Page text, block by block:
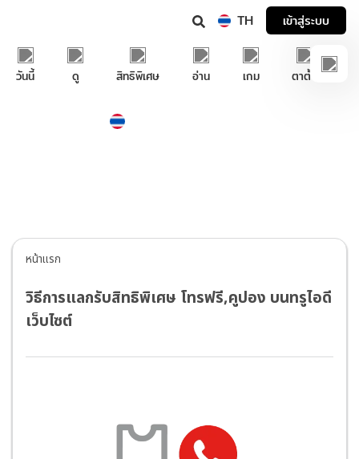
TH เข้าสู่ระบบ
วันนี้ ดู สิทธิพิเศษ อ่าน เกม ตาตั้ง
หน้าแรก
วิธีการแลกรับสิทธิพิเศษ โทรฟรี,คูปอง บนทรูไอดี
เว็บไซต์